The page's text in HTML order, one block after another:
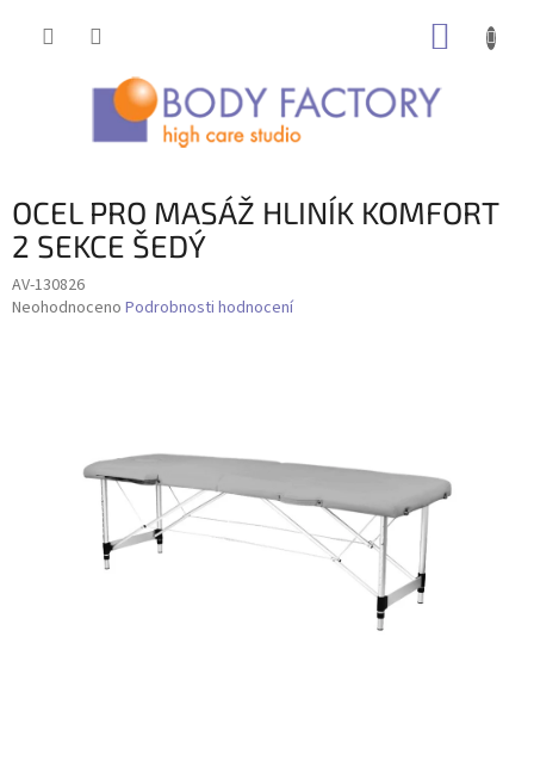
OCEL PRO MASÁŽ HLINÍK KOMFORT
2 SEKCE ŠEDÝ
AV-130826
Průměrné
hvězdiček.
Neohodnoceno Podrobnosti hodnocení